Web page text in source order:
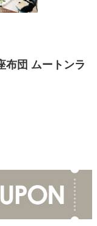
布団 ムートンラ